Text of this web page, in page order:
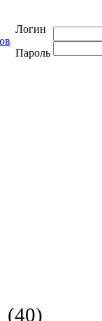
Логин
Пароль
(40)